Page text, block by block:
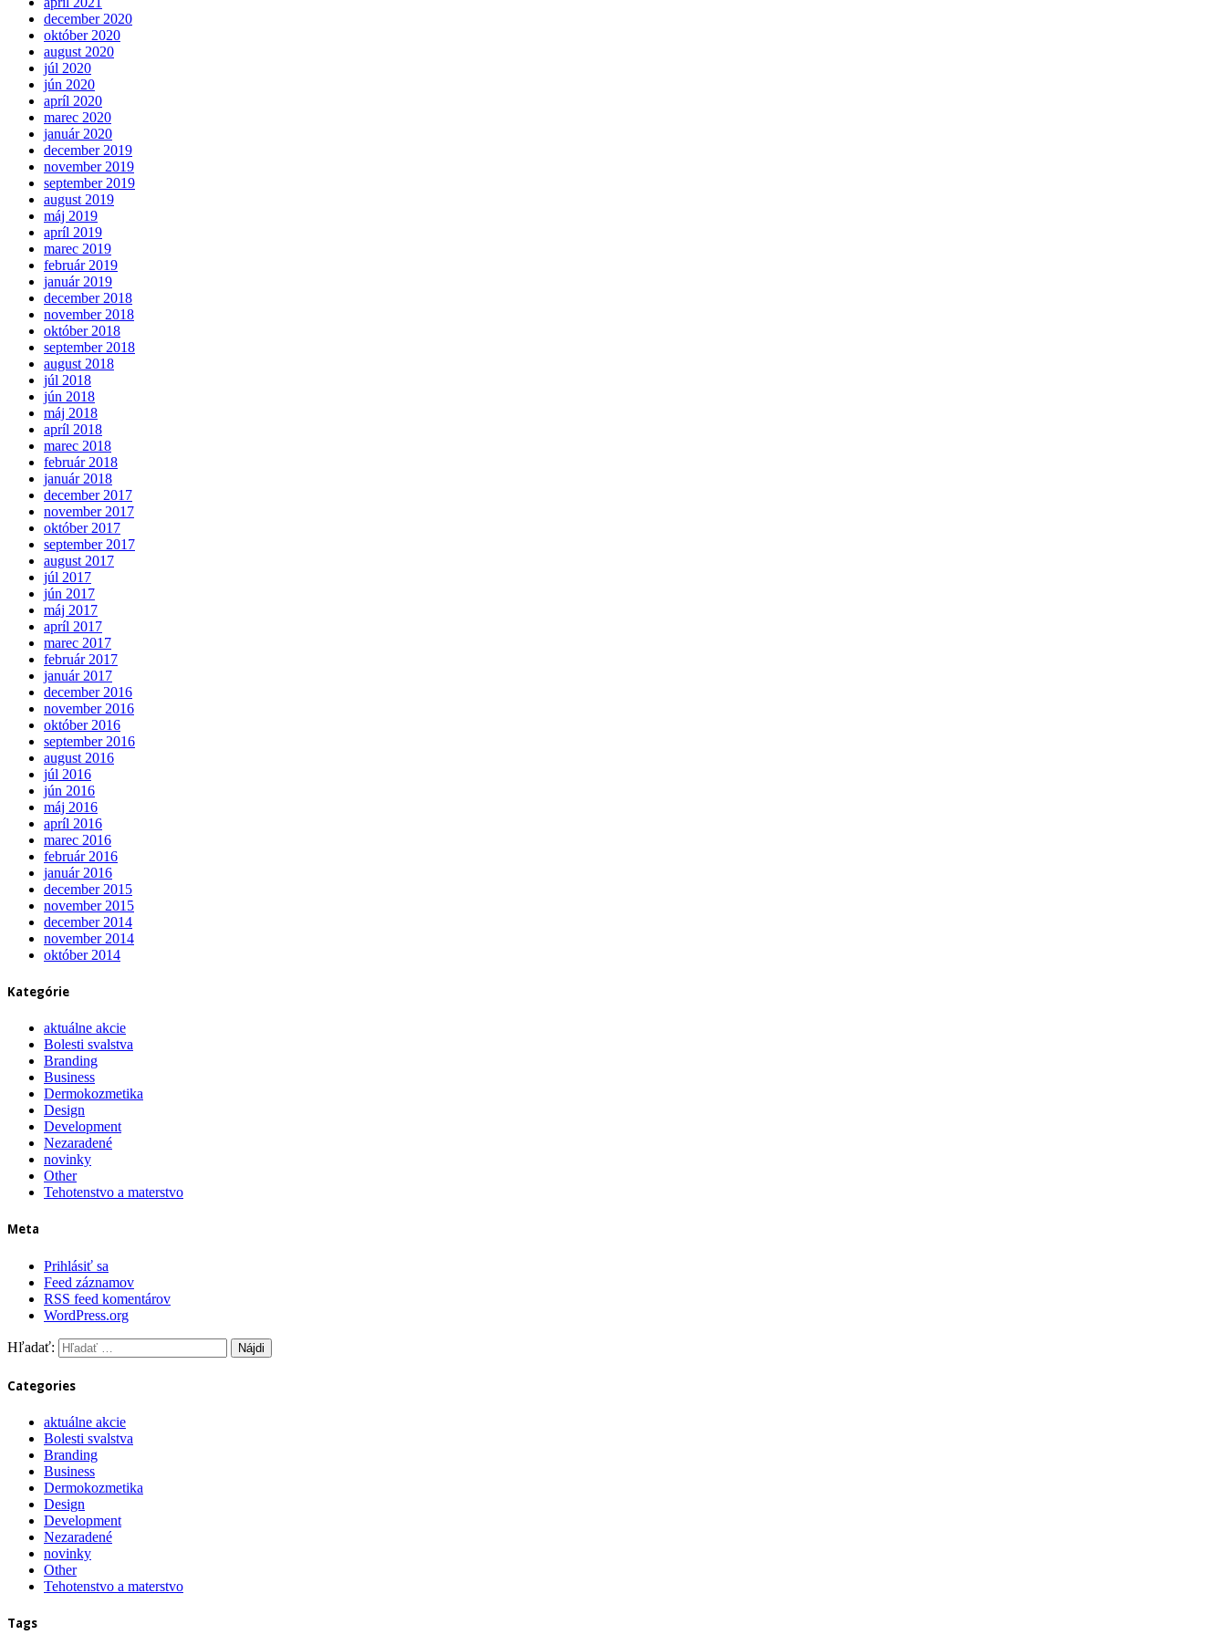
december 2020
október 2020
august 2020
júl 2020
jún 2020
apríl 2020
marec 2020
január 2020
december 2019
november 2019
september 2019
august 2019
máj 2019
apríl 2019
marec 2019
február 2019
január 2019
december 2018
november 2018
október 2018
september 2018
august 2018
júl 2018
jún 2018
máj 2018
apríl 2018
marec 2018
február 2018
január 2018
december 2017
november 2017
október 2017
september 2017
august 2017
júl 2017
jún 2017
máj 2017
apríl 2017
marec 2017
február 2017
január 2017
december 2016
november 2016
október 2016
september 2016
august 2016
júl 2016
jún 2016
máj 2016
apríl 2016
marec 2016
február 2016
január 2016
december 2015
november 2015
december 2014
november 2014
október 2014
Kategórie
aktuálne akcie
Bolesti svalstva
Branding
Business
Dermokozmetika
Design
Development
Nezaradené
novinky
Other
Tehotenstvo a materstvo
Meta
Prihlásiť sa
Feed záznamov
RSS feed komentárov
WordPress.org
Hľadať:
Categories
aktuálne akcie
Bolesti svalstva
Branding
Business
Dermokozmetika
Design
Development
Nezaradené
novinky
Other
Tehotenstvo a materstvo
Tags